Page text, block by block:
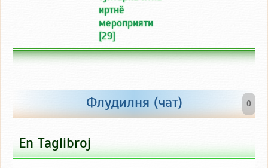
иртнӗ
мероприяти
[29]
0
Флудилня (чат)
En Taglibroj